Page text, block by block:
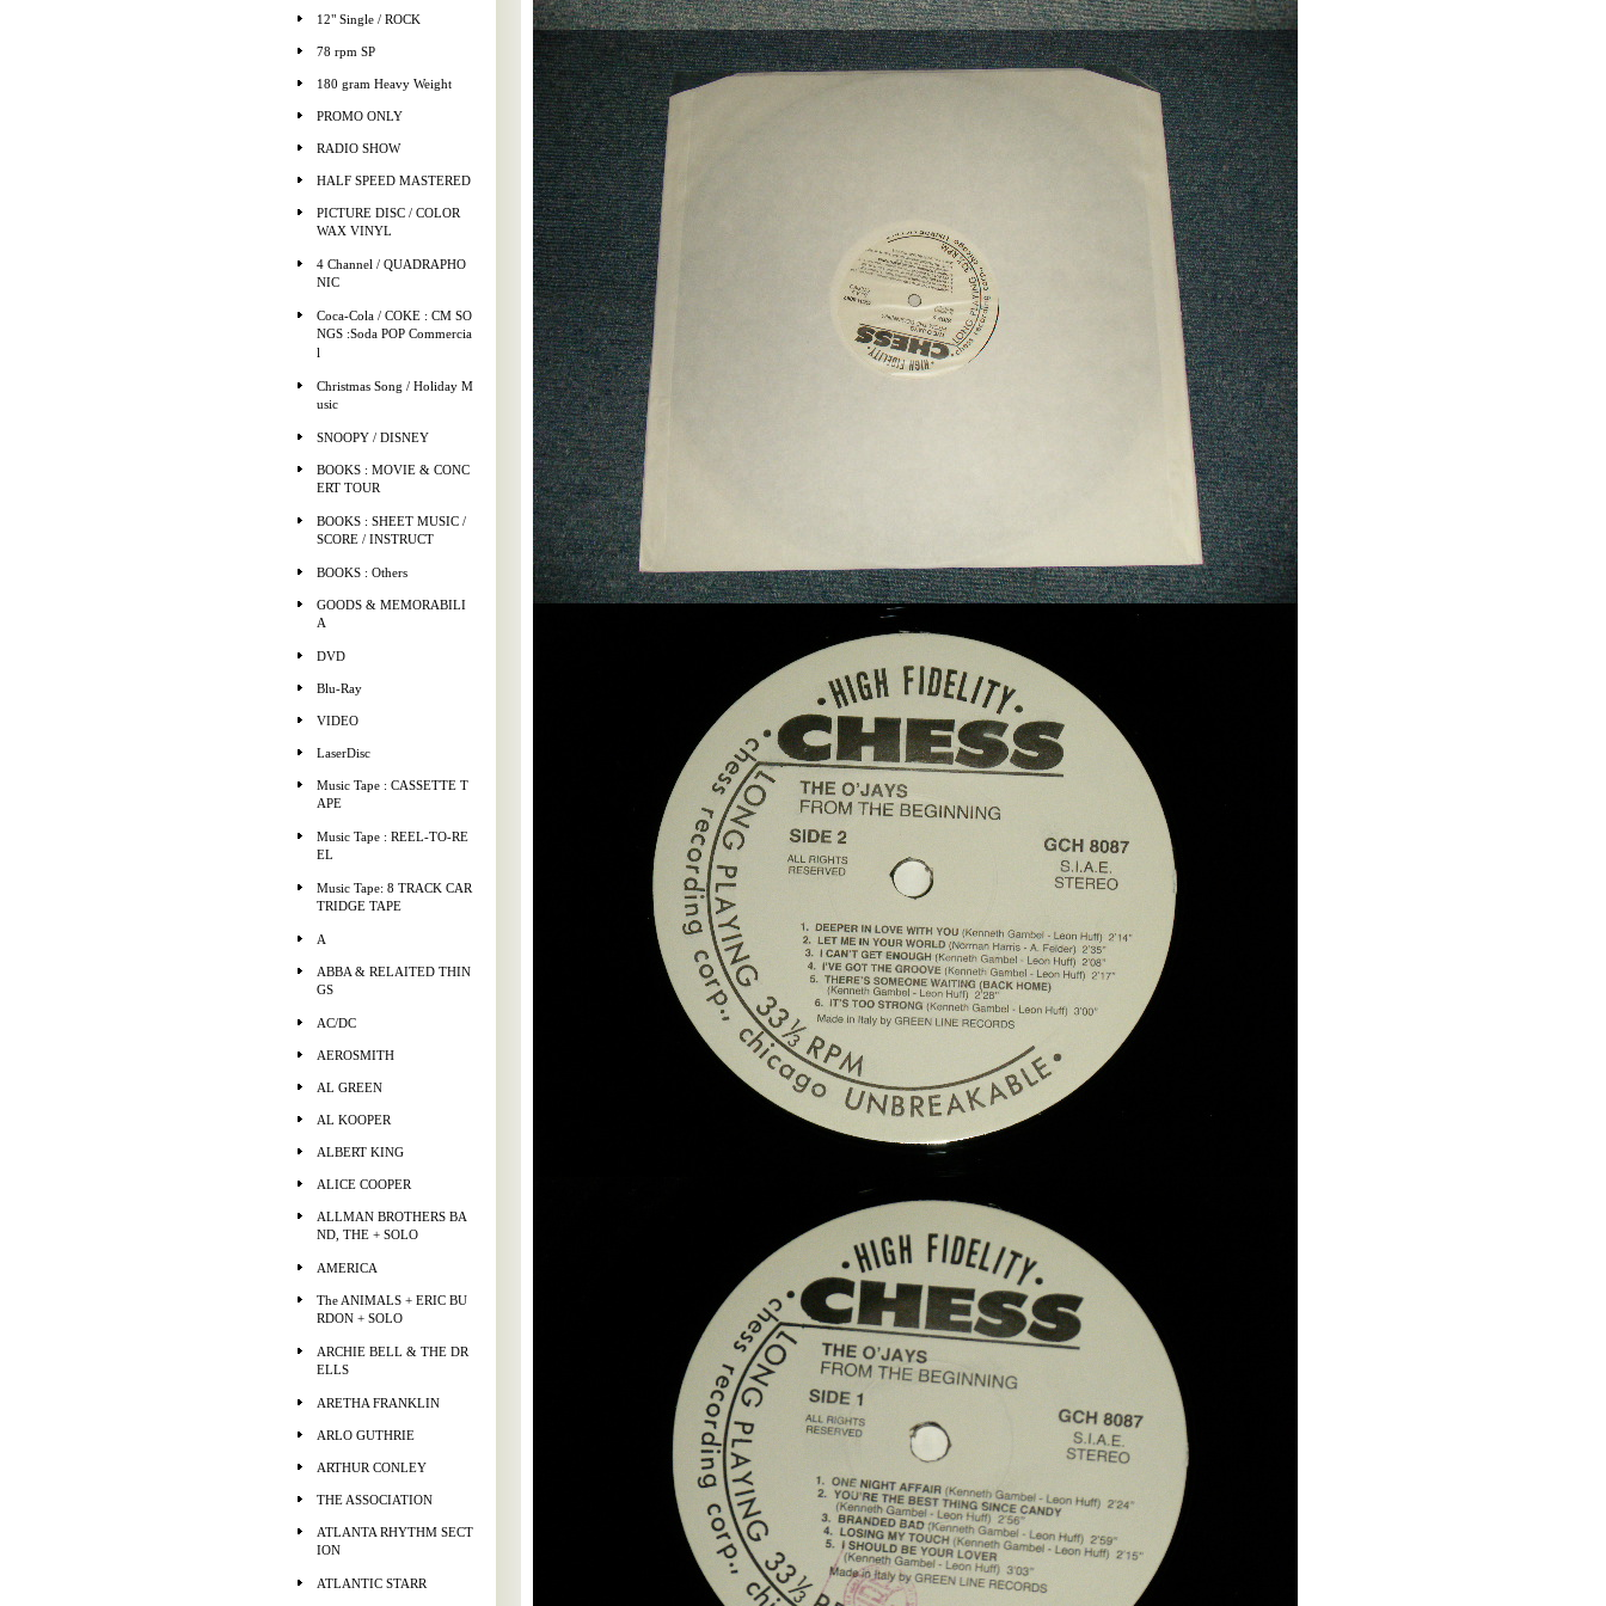
12" Single / ROCK
78 rpm SP
180 gram Heavy Weight
PROMO ONLY
RADIO SHOW
HALF SPEED MASTERED
PICTURE DISC / COLOR
WAX VINYL
4 Channel / QUADRAPHO
NIC
Coca-Cola / COKE : CM SO
NGS :Soda POP Commercia
l
Christmas Song / Holiday M
usic
SNOOPY / DISNEY
BOOKS : MOVIE & CONC
ERT TOUR
BOOKS : SHEET MUSIC /
SCORE / INSTRUCT
BOOKS : Others
GOODS & MEMORABILI
A
DVD
Blu-Ray
VIDEO
LaserDisc
Music Tape : CASSETTE T
APE
Music Tape : REEL-TO-RE
EL
Music Tape: 8 TRACK CAR
TRIDGE TAPE
A
ABBA & RELAITED THIN
GS
AC/DC
AEROSMITH
AL GREEN
AL KOOPER
ALBERT KING
ALICE COOPER
ALLMAN BROTHERS BA
ND, THE + SOLO
AMERICA
The ANIMALS + ERIC BU
RDON + SOLO
ARCHIE BELL & THE DR
ELLS
ARETHA FRANKLIN
ARLO GUTHRIE
ARTHUR CONLEY
THE ASSOCIATION
ATLANTA RHYTHM SECT
ION
ATLANTIC STARR